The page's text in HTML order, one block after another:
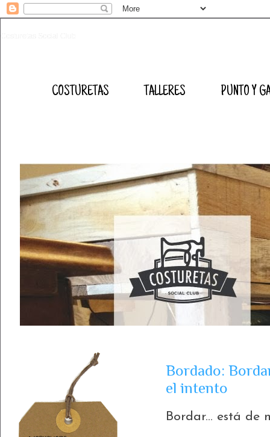
COSTURETAS TALLERES PUNTO Y
Bordado:
el intento
Bordar... está de